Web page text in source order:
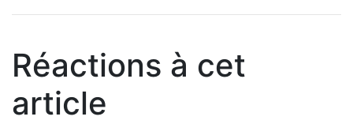
Réactions à cet
article